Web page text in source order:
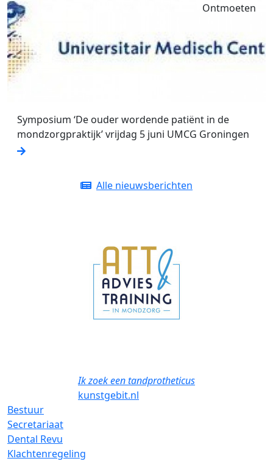
Symposium ‘De ouder wordende patiënt in de
mondzorgpraktijk’ vrijdag 5 juni UMCG Groningen
Ontmoeten
Alle nieuwsberichten
Ik zoek een tandprotheticus
kunstgebit.nl
Bestuur
Secretariaat
Dental Revu
Klachtenregeling